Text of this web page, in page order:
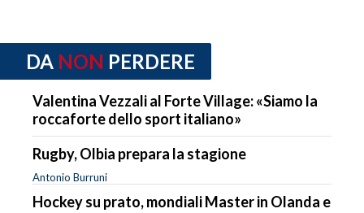
DA NON PERDERE
Valentina Vezzali al Forte Village: «Siamo la
roccaforte dello sport italiano»
Rugby, Olbia prepara la stagione
Antonio Burruni
Hockey su prato, mondiali Master in Olanda e